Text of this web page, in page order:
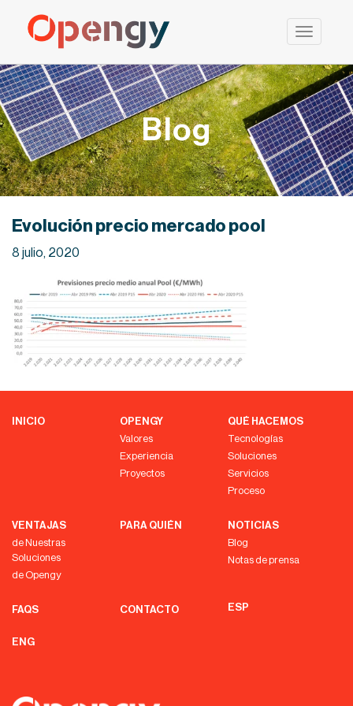
contenido
Blog
Evolución precio mercado pool
8 julio, 2020
INICIO
OPENGY
Valores
Experiencia
Proyectos
QUÉ HACEMOS
Tecnologías
Soluciones
Servicios
Proceso
VENTAJAS
de Nuestras
Soluciones
de Opengy
PARA QUIÉN
NOTICIAS
Blog
Notas de prensa
FAQS CONTACTO ESP
ENG